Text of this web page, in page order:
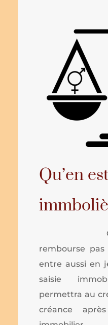
Qu’en
Quand
rembourse pas
entre aussi en
saisie
permettra au
créance